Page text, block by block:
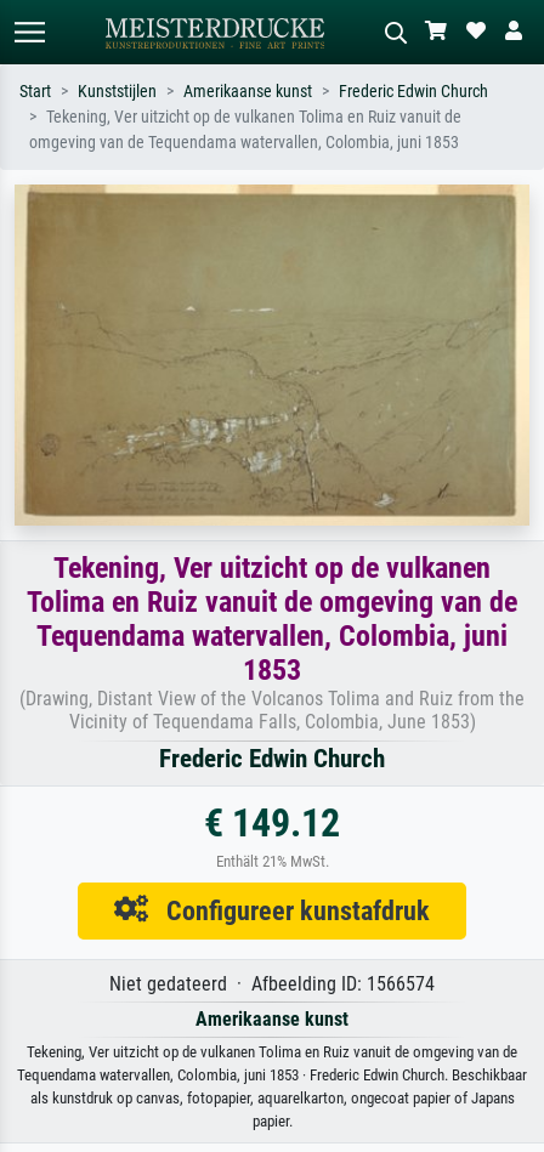
Standaard zoeken AI-beeldzoeker
Monet, Sterrennacht, impressionisme,
weide, abstract met veel rood, donker
olieverfschilderij, staand naakt naast
Start Kunststijlen Amerikaanse kunst
Frederic Edwin Church
Tekening, Ver uitzicht op de vulkanen Tolima en Ruiz vanuit de
omgeving van de Tequendama watervallen, Colombia, juni 1853
Tekening, Ver uitzicht op de vulkanen
Tolima en Ruiz vanuit de omgeving van de
Tequendama watervallen, Colombia, juni
1853
(Drawing, Distant View of the Volcanos Tolima and Ruiz from the
Vicinity of Tequendama Falls, Colombia, June 1853)
Frederic Edwin Church
€ 149.12
Enthält 21% MwSt.
Configureer kunstafdruk
Niet gedateerd · Afbeelding ID: 1566574
Amerikaanse kunst
Tekening, Ver uitzicht op de vulkanen Tolima en Ruiz vanuit de omgeving van de
Tequendama watervallen, Colombia, juni 1853 · Frederic Edwin Church. Beschikbaar
als kunstdruk op canvas, fotopapier, aquarelkarton, ongecoat papier of Japans
papier.